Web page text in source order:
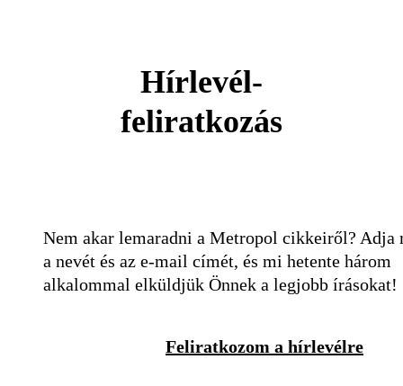
Hírlevél-
feliratkozás
Nem akar lemaradni a Metropol cikkeiről? Adja
a nevét és az e-mail címét, és mi hetente három
alkalommal elküldjük Önnek a legjobb írásokat!
Feliratkozom a hírlevélre